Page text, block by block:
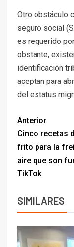
Otro obstáculo
seguro social
es requerido
obstante,
identificación
aceptan para
del estatus
Anterior
Cinco recetas
frito para la
aire que son
TikTok
SIMILARES